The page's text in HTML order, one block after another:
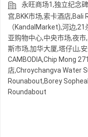
永旺商场1,独立纪念
宫,BKK市场,索卡酒店
（KandalMarket),河边
亚购物中心,中央市场,夜
斯市场,加华大厦,塔仔山,
CAMBODIA,Chip Mong
店,Chroychangva Water
Rounabout,Borey
Roundabout